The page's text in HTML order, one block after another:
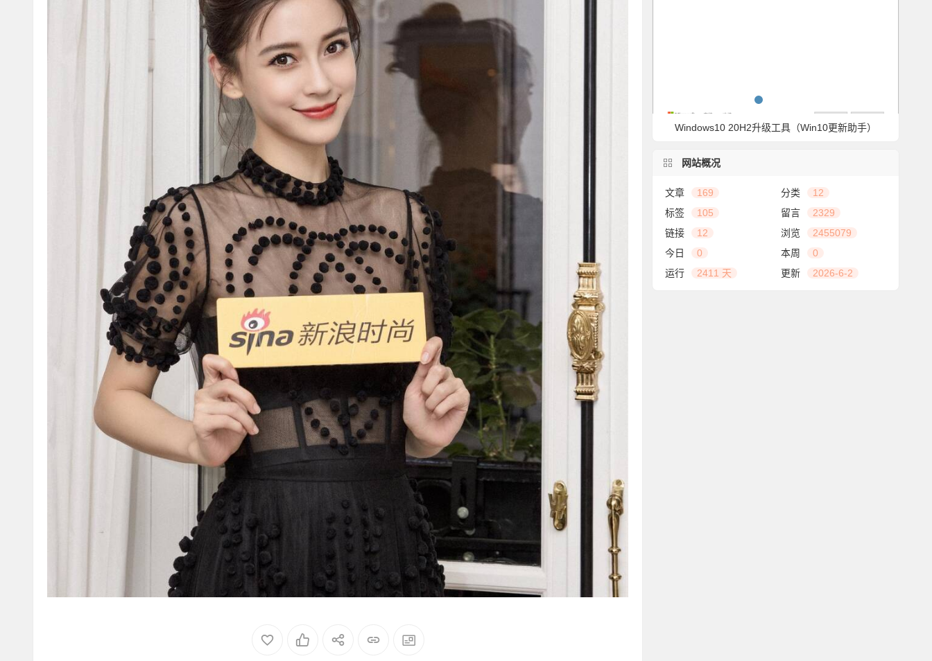
WinRAR v6.0 官方正式版 安装版 免费版 Windows10 20H2升级工具（Win10更新助手）
IntelliJ IDEA常用快捷键汇总
网站概况
文章 169 分类
12
标签
105 留言
2329
链接
12 浏览
2455079
今日
0 本周
0
运行
2411 天 更新 2026-6-2